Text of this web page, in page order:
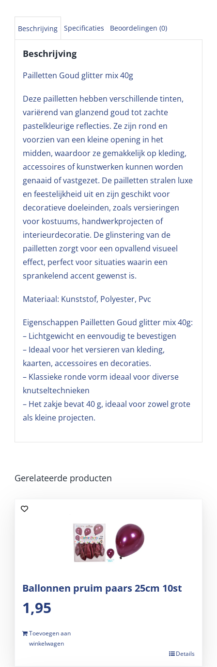
Beschrijving Specificaties Beoordelingen (0)
Beschrijving
Pailletten Goud glitter mix 40g
Deze pailletten hebben verschillende tinten,
variërend van glanzend goud tot zachte
pastelkleurige reflecties. Ze zijn rond en
voorzien van een kleine opening in het
midden, waardoor ze gemakkelijk op kleding,
accessoires of kunstwerken kunnen worden
genaaid of vastgezet. De pailletten stralen luxe
en feestelijkheid uit en zijn geschikt voor
decoratieve doeleinden, zoals versieringen
voor kostuums, handwerkprojecten of
interieurdecoratie. De glinstering van de
pailletten zorgt voor een opvallend visueel
effect, perfect voor situaties waarin een
sprankelend accent gewenst is.
Materiaal: Kunststof, Polyester, Pvc
Eigenschappen Pailletten Goud glitter mix 40g:
– Lichtgewicht en eenvoudig te bevestigen
– Ideaal voor het versieren van kleding,
kaarten, accessoires en decoraties.
– Klassieke ronde vorm ideaal voor diverse
knutseltechnieken
– Het zakje bevat 40 g, ideaal voor zowel grote
als kleine projecten.
Gerelateerde producten
Ballonnen pruim paars 25cm 10st
1,95
Toevoegen aan
winkelwagen
Details